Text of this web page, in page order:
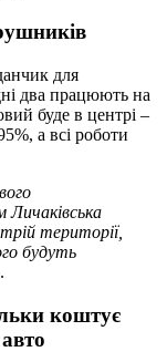
для
два працюють на
буде в центрі –
а всі роботи
території,
будуть
коштує